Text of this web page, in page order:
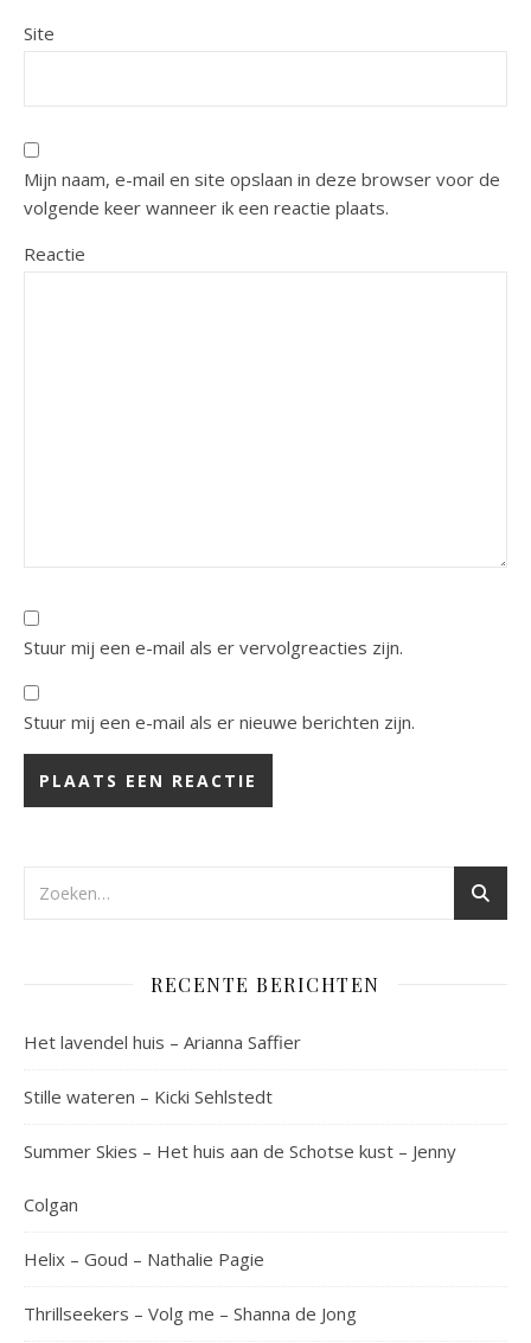
Site
Mijn naam, e-mail en site opslaan in deze browser voor de
volgende keer wanneer ik een reactie plaats.
Reactie
Stuur mij een e-mail als er vervolgreacties zijn.
Stuur mij een e-mail als er nieuwe berichten zijn.
RECENTE BERICHTEN
Het lavendel huis – Arianna Saffier
Stille wateren – Kicki Sehlstedt
Summer Skies – Het huis aan de Schotse kust – Jenny
Colgan
Helix – Goud – Nathalie Pagie
Thrillseekers – Volg me – Shanna de Jong